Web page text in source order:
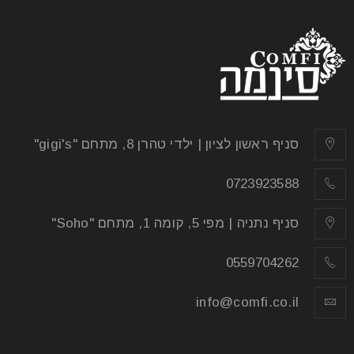
סניף ראשון לציון | ילדי טהרן 8, מתחם "gigi's"
0723923588
סניף נתניה | מפי 5, קומה 1, מתחם "Soho"
0559704262
info@comfi.co.il